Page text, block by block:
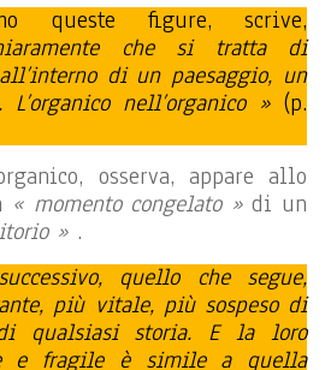
queste figure, scrive,
che si tratta di
di un paesaggio, un
nell’organico » (p.
osserva, appare allo
« momento congelato »di un
» .
quello che segue,
più vitale, più sospeso di
qualsiasi storia. E la loro
e fragile è simile a quella